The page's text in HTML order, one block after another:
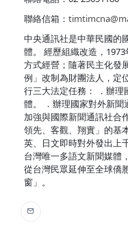
聯絡信箱：
中央通訊社是中華民國的
體。 經歷組織改造，
方式經營；隨著民主化發
例」改制為財團法人，定
行三大法定任務： ．辦
體。 ．辦理國家對外新聞
加強與國際新聞通訊社合
領先、客觀、翔實」的基
英、日文即時對外發出上
台灣唯一多語文新聞媒體
從台灣民眾延伸至全球僑
窗」。